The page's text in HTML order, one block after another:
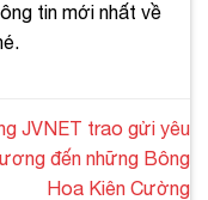
tin mới nhất về
JVNET trao gửi yêu
đến những Bông
Hoa Kiên Cường